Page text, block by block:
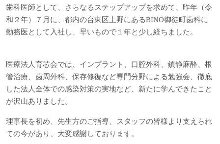
歯科医師として、さらなるステップアップを求めて、昨年（令
和２年）７月に、都内の台東区上野にあるBINO御徒町歯科に
勤務医として入社し、早いもので１年と少し経ちました。
医療法人育芯会では、インプラント、口腔外科、鎮静麻酔、根
管治療、歯周外科、保存修復など専門分野による勉強会、徹底
した法人全体での感染対策の実地など、新たに学んできたこと
が沢山ありました。
理事長を初め、先生方のご指導、スタッフの皆様より支えられ
ての今があり、大変感謝しております。